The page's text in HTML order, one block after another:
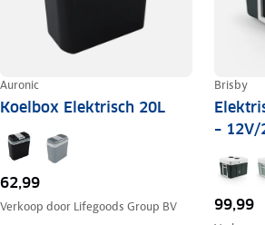
Auronic
Koelbox Elektrisch 20L
62,99
Verkoop door Lifegoods Group BV
Brisby
– 12V/
99,99